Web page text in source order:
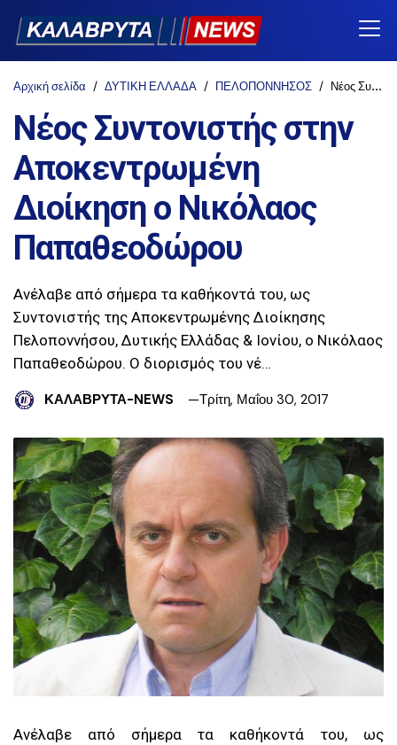
Αρχική σελίδα ΔΥΤΙΚΗ ΕΛΛΑΔΑ ΠΕΛΟΠΟΝΝΗΣΟΣ Νέος Συντονιστής στην Αποκεντρωμένη Διοίκηση ο Νικόλαος Παπαθεοδώρου
Νέος Συντονιστής στην
Αποκεντρωμένη
Διοίκηση ο Νικόλαος
Παπαθεοδώρου
Ανέλαβε από σήμερα τα καθήκοντά του, ως
Συντονιστής της Αποκεντρωμένης Διοίκησης
Πελοποννήσου, Δυτικής Ελλάδας & Ιονίου, ο Νικόλαος
Παπαθεοδώρου. Ο διορισμός του νέ…
ΚΑΛΑΒΡΥΤΑ-NEWS Τρίτη, Μαΐου 30, 2017
Ανέλαβε από σήμερα τα καθήκοντά του, ως